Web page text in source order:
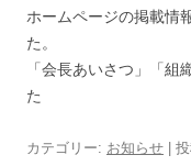
ホームページの掲載情
た。
「会長あいさつ」「
た
カテゴリー: お知らせ |